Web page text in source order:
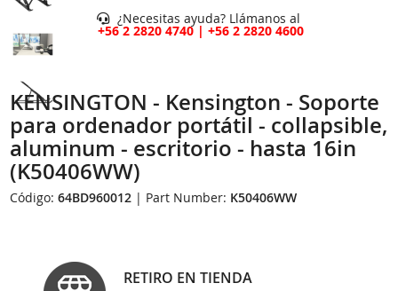
¿Necesitas ayuda? Llámanos al
+56 2 2820 4740 | +56 2 2820 4600
KENSINGTON - Kensington - Soporte
para ordenador portátil - collapsible,
aluminum - escritorio - hasta 16in
(K50406WW)
Código:64BD960012 | Part Number: K50406WW
RETIRO EN TIENDA